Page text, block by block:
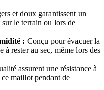
et doux garantissent un
le terrain ou lors de
: Conçu pour évacuer la
rester au sec, même lors des
assurent une résistance à
maillot pendant de